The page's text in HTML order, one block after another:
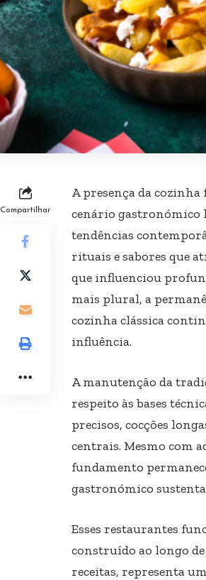
Compartilhar
A presença da cozinha
cenário gastronómico
tendências
rituais e sabores que
que influenciou
mais plural, a
cozinha clássica
influência.
A manutenção da
respeito às bases
precisos, cocções
centrais. Mesmo com
fundamento
gastronómico
Esses restaurantes
construído ao longo
receitas, representa